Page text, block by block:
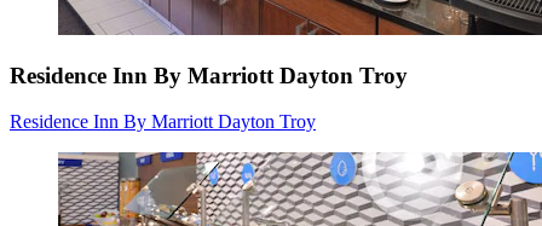
Residence Inn By Marriott Dayton Troy
Residence Inn By Marriott Dayton Troy